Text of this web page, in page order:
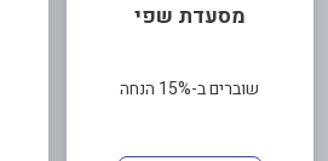
מסעדת שפי
שוברים ב-15% הנחה